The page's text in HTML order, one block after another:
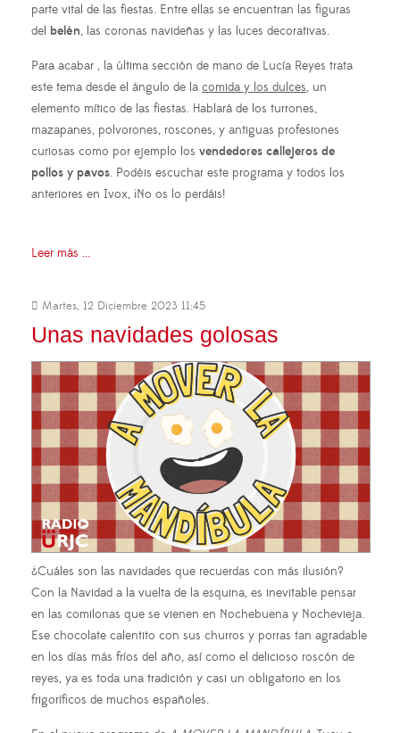
parte vital de las fiestas. Entre ellas se encuentran las figuras
del belén, las coronas navideñas y las luces decorativas.
Para acabar , la última sección de mano de Lucía Reyes trata
este tema desde el ángulo de la comida y los dulces, un
elemento mítico de las fiestas. Hablará de los turrones,
mazapanes, polvorones, roscones, y antiguas profesiones
curiosas como por ejemplo los vendedores callejeros de
pollos y pavos. Podéis escuchar este programa y todos los
anteriores en Ivox, ¡No os lo perdáis!
Leer más ...
Martes, 12 Diciembre 2023 11:45
Unas navidades golosas
¿Cuáles son las navidades que recuerdas con más ilusión?
Con la Navidad a la vuelta de la esquina, es inevitable pensar
en las comilonas que se vienen en Nochebuena y Nochevieja.
Ese chocolate calentito con sus churros y porras tan agradable
en los días más fríos del año, así como el delicioso roscón de
reyes, ya es toda una tradición y casi un obligatorio en los
frigoríficos de muchos españoles.